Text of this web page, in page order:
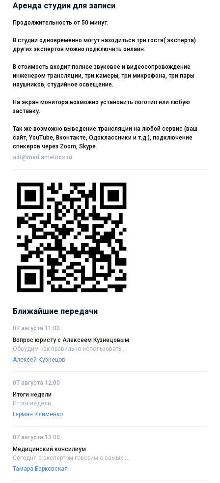
Аренда студии для записи
Продолжительность от 50 минут.
В студии одновременно могут находиться три гостя( эксперта)
других экспертов можно подключить онлайн.
В стоимость входит полное звуковое и видеосопровождение
инженером трансляции, три камеры, три микрофона, три пары
наушников, студийное освещение.
На экран монитора возможно установить логотип или любую
заставку.
Так же возможно выведение трансляции на любой сервис (ваш
сайт, YouTube, Вконтакте, Одоклассники и т.д.), подключение
спикеров через Zoom, Skype.
adt@mediametrics.ru
Ближайшие передачи
07 августа 11:00
Вопрос юристу с Алексеем Кузнецовым
Обсудим как правильно использовать....
Алексей Кузнецов
07 августа 12:00
Итоги недели
Итоги недели..
Герман Клименко
07 августа 13:00
Медицинский консилиум
Сегодня с экспертом говорим о самых....
Тамара Барковская